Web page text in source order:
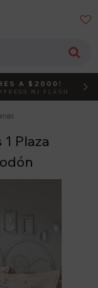

A $2000!
NI FLASH
Plaza